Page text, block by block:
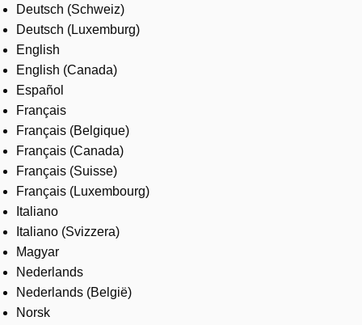
Where to buy
Contact us
Careers
Deutsch (Schweiz)
Deutsch (Luxemburg)
English
English (Canada)
Español
Français
Français (Belgique)
Français (Canada)
Français (Suisse)
Français (Luxembourg)
Italiano
Italiano (Svizzera)
Magyar
Nederlands
Nederlands (België)
Norsk